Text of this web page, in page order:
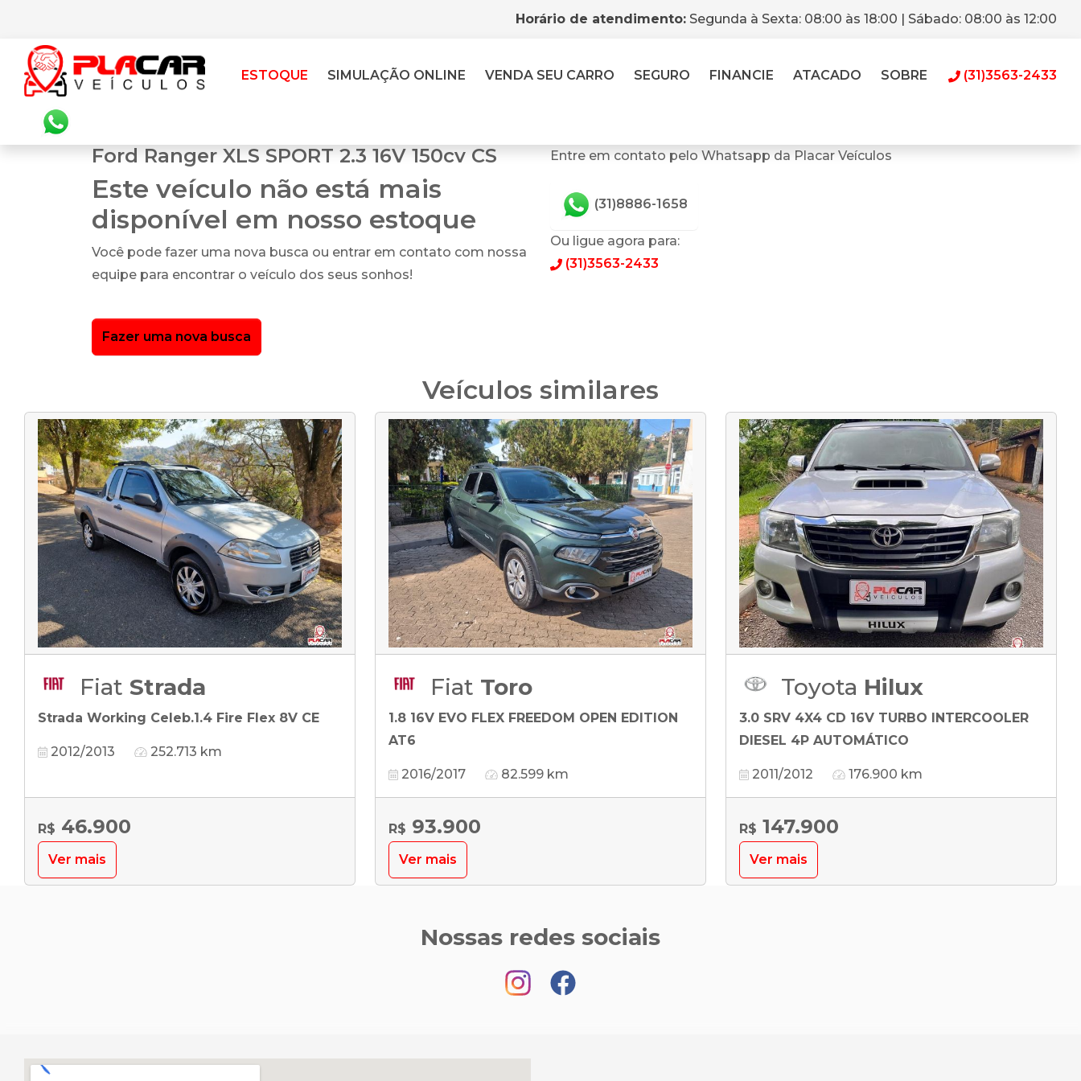
Horário de atendimento: Segunda à Sexta: 08:00 às 18:00 | Sábado: 08:00 às 12:00
ESTOQUE SIMULAÇÃO ONLINE VENDA SEU CARRO SEGURO FINANCIE ATACADO SOBRE (31)3563-2433
Ford Ranger XLS SPORT 2.3 16V 150cv CS
Este veículo não está mais
disponível em nosso estoque
Você pode fazer uma nova busca ou entrar em contato com nossa
equipe para encontrar o veículo dos seus sonhos!
Fazer uma nova busca
Entre em contato pelo Whatsapp da Placar Veículos
(31)8886-1658
Ou ligue agora para:
(31)3563-2433
Veículos similares
Fiat Strada
Strada Working Celeb.1.4 Fire Flex 8V CE
2012/2013 252.713 km
R$ 46.900
Ver mais
Fiat Toro
1.8 16V EVO FLEX FREEDOM OPEN EDITION
AT6
2016/2017 82.599 km
R$ 93.900
Ver mais
Toyota Hilux
3.0 SRV 4X4 CD 16V TURBO INTERCOOLER
DIESEL 4P AUTOMÁTICO
2011/2012 176.900 km
R$ 147.900
Ver mais
Nossas redes sociais